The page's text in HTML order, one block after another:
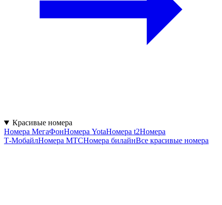
Красивые номера
Номера МегаФонНомера YotaНомера t2Номера
Т‑МобайлНомера МТСНомера билайнВсе красивые номера